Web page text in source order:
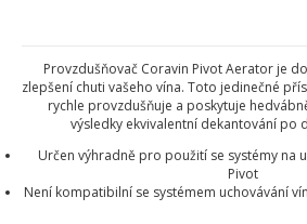
Provzdušňovač Coravin Pivot Aerator je
zlepšení chuti vašeho vína. Toto jedinečné
rychle provzdušňuje a poskytuje
výsledky ekvivalentní dekantování po
Určen výhradně pro použití se systémy na
Pivot
Není kompatibilní se systémem uchovávání